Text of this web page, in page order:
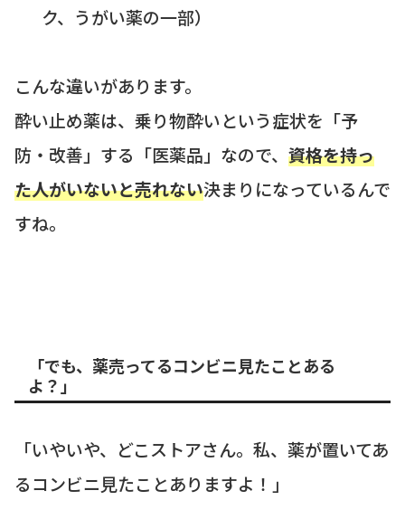
ク、うがい薬の一部）
こんな違いがあります。
酔い止め薬は、乗り物酔いという症状を「予
防・改善」する「医薬品」なので、 資格を持っ
た人がいないと売れない決まりになっているんで
すね。
「でも、薬売ってるコンビニ見たことある
よ？」
「いやいや、どこストアさん。私、薬が置いてあ
るコンビニ見たことありますよ！」